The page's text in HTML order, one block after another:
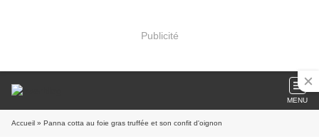
Publicité
MENU
Accueil » Panna cotta au foie gras truffée et son confit d'oignon